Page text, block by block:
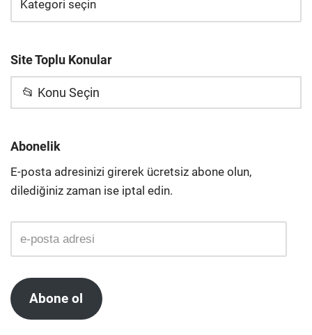
Site Toplu Konular
📂 Konu Seçin
Abonelik
E-posta adresinizi girerek ücretsiz abone olun,
dilediğiniz zaman ise iptal edin.
Abone ol